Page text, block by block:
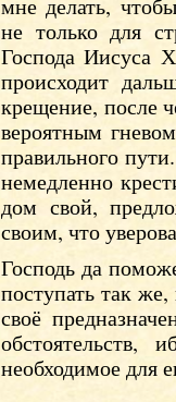
мне делать,
не только для
Господа Иисуса
происходит
крещение, после
вероятным
правильного
немедленно
дом свой,
своим, что
Господь да
поступать так
своё
необходимое для